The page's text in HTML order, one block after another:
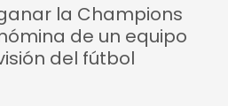
la Champions
de un equipo
del fútbol